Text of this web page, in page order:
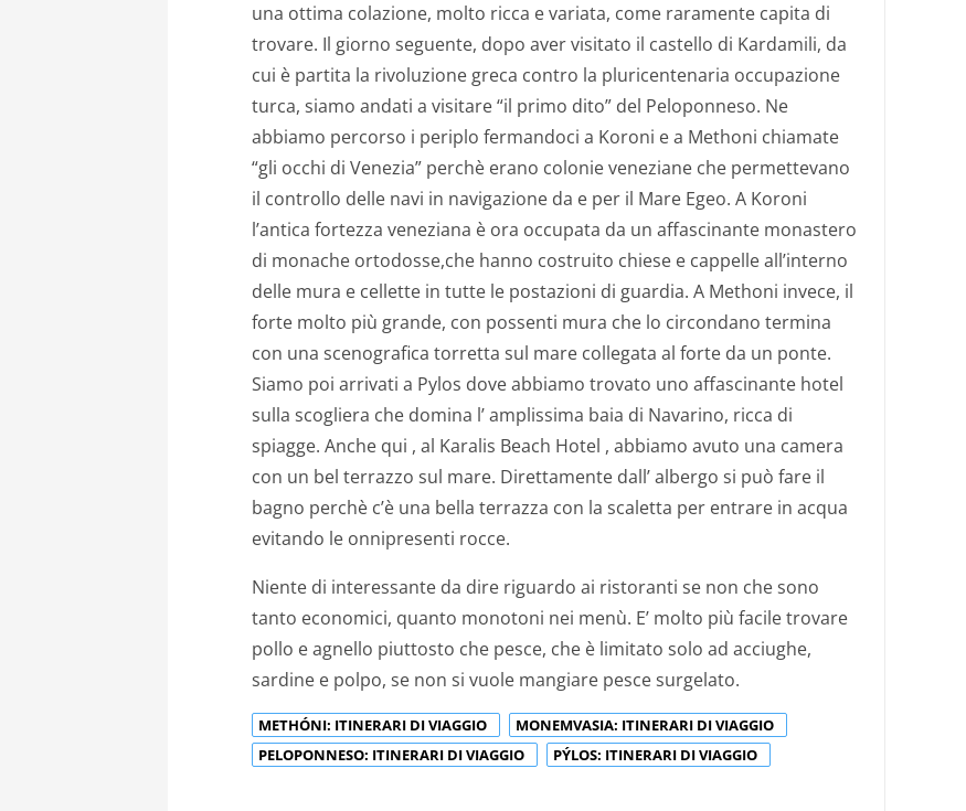
una ottima colazione, molto ricca e variata, come raramente capita di
trovare. Il giorno seguente, dopo aver visitato il castello di Kardamili, da
cui è partita la rivoluzione greca contro la pluricentenaria occupazione
turca, siamo andati a visitare “il primo dito” del Peloponneso. Ne
abbiamo percorso i periplo fermandoci a Koroni e a Methoni chiamate
“gli occhi di Venezia” perchè erano colonie veneziane che permettevano
il controllo delle navi in navigazione da e per il Mare Egeo. A Koroni
l’antica fortezza veneziana è ora occupata da un affascinante monastero
di monache ortodosse,che hanno costruito chiese e cappelle all’interno
delle mura e cellette in tutte le postazioni di guardia. A Methoni invece, il
forte molto più grande, con possenti mura che lo circondano termina
con una scenografica torretta sul mare collegata al forte da un ponte.
Siamo poi arrivati a Pylos dove abbiamo trovato uno affascinante hotel
sulla scogliera che domina l’ amplissima baia di Navarino, ricca di
spiagge. Anche qui , al Karalis Beach Hotel , abbiamo avuto una camera
con un bel terrazzo sul mare. Direttamente dall’ albergo si può fare il
bagno perchè c’è una bella terrazza con la scaletta per entrare in acqua
evitando le onnipresenti rocce.
Niente di interessante da dire riguardo ai ristoranti se non che sono
tanto economici, quanto monotoni nei menù. E’ molto più facile trovare
pollo e agnello piuttosto che pesce, che è limitato solo ad acciughe,
sardine e polpo, se non si vuole mangiare pesce surgelato.
METHÓNI: ITINERARI DI VIAGGIO
MONEMVASIA: ITINERARI DI VIAGGIO
PELOPONNESO: ITINERARI DI VIAGGIO
PÝLOS: ITINERARI DI VIAGGIO